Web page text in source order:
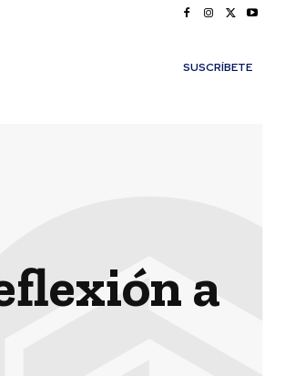
SUSCRÍBETE
a